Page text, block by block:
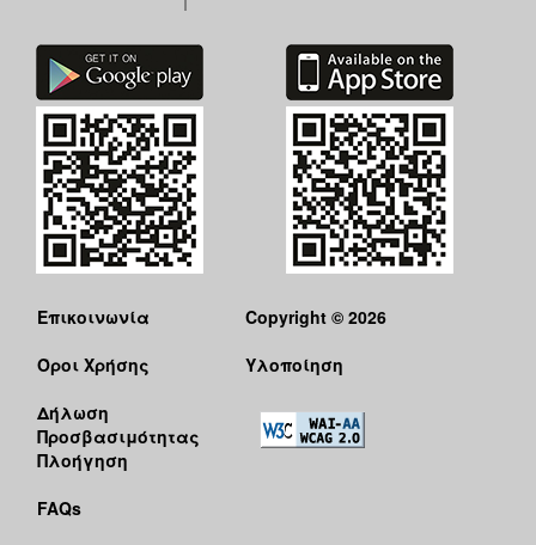
Επικοινωνία
Όροι Χρήσης
Δήλωση
Προσβασιμότητας
Πλοήγηση
FAQs
Copyright © 2026
Υλοποίηση